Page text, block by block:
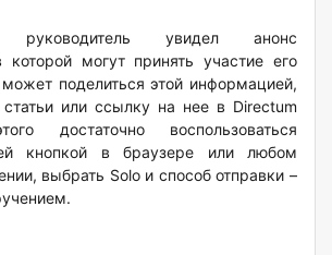
руководитель увидел анонс
которой могут принять участие его
поделиться этой информацией,
статьи или ссылку на нее в Directum
достаточно воспользоваться
кнопкой в браузере или любом
выбрать Solo и способ отправки –